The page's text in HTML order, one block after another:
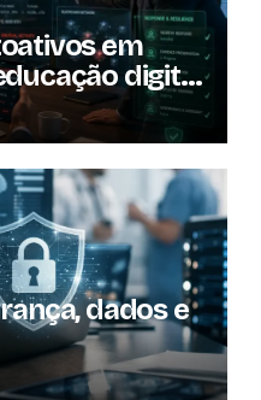
em
digital
da
dados e